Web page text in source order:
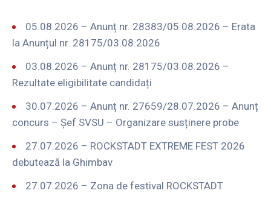
05.08.2026 – Anunț nr. 28383/05.08.2026 – Erata
la Anunțul nr. 28175/03.08.2026
03.08.2026 – Anunț nr. 28175/03.08.2026 –
Rezultate eligibilitate candidați
30.07.2026 – Anunț nr. 27659/28.07.2026 – Anunț
concurs – Șef SVSU – Organizare susținere probe
27.07.2026 – ROCKSTADT EXTREME FEST 2026
debutează la Ghimbav
27.07.2026 – Zona de festival ROCKSTADT